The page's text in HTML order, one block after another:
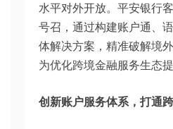
水平对外开放。平安银行
号召，通过构建账户通、
体解决方案，精准破解境
为优化跨境金融服务生态提
创新账户服务体系，打通